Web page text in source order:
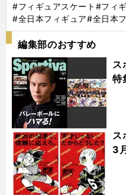
#フィギュアスケート #フィ
#全日本フィギュア#全日本
編集部のおすすめ
ス
特
3